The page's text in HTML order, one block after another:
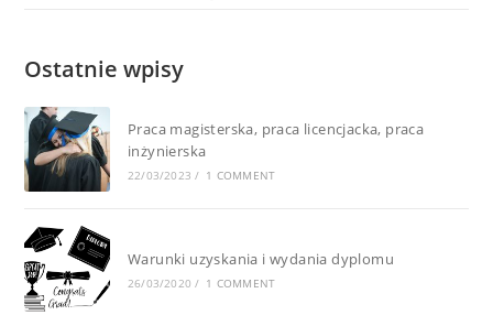
Ostatnie wpisy
Praca magisterska, praca licencjacka, praca
inżynierska
22/03/2023 / 1 COMMENT
Warunki uzyskania i wydania dyplomu
26/03/2020 / 1 COMMENT